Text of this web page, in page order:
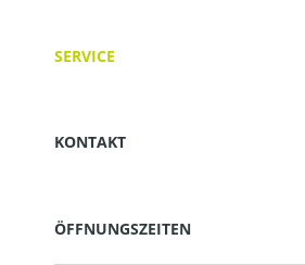
SERVICE
KONTAKT
ÖFFNUNGSZEITEN